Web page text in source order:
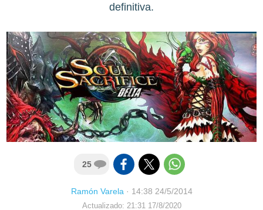
definitiva.
25
Ramón Varela · 14:38 24/5/2014
Actualizado: 21:31 17/8/2020